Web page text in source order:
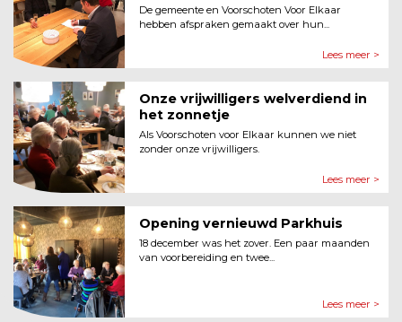
De gemeente en Voorschoten Voor Elkaar
hebben afspraken gemaakt over hun...
Lees meer >
Onze vrijwilligers welverdiend in
het zonnetje
Als Voorschoten voor Elkaar kunnen we niet
zonder onze vrijwilligers.
Lees meer >
Opening vernieuwd Parkhuis
18 december was het zover. Een paar maanden
van voorbereiding en twee...
Lees meer >